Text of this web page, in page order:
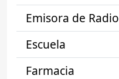
Emisora de Radio
Escuela
Farmacia